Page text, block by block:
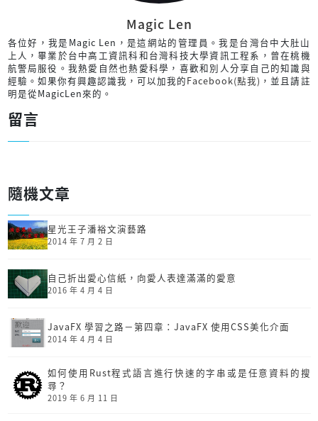
Magic Len
各位好，我是Magic Len，是這網站的管理員。我是台灣台中大肚山
上人，畢業於台中高工資訊科和台灣科技大學資訊工程系，曾在桃機
航警局服役。我熱愛自然也熱愛科學，喜歡和別人分享自己的知識與
經驗。如果你有興趣認識我，可以加我的Facebook(點我) ，並且請註
明是從MagicLen來的。
留言
隨機文章
星光王子潘裕文演藝路
2014 年 7 月 2 日
自己折出愛心信紙，向愛人表達滿滿的愛意
2016 年 4 月 4 日
JavaFX 學習之路－第四章：JavaFX 使用CSS美化介面
2014 年 4 月 4 日
如何使用Rust程式語言進行快速的字串或是任意資料的搜
尋？
2019 年 6 月 11 日